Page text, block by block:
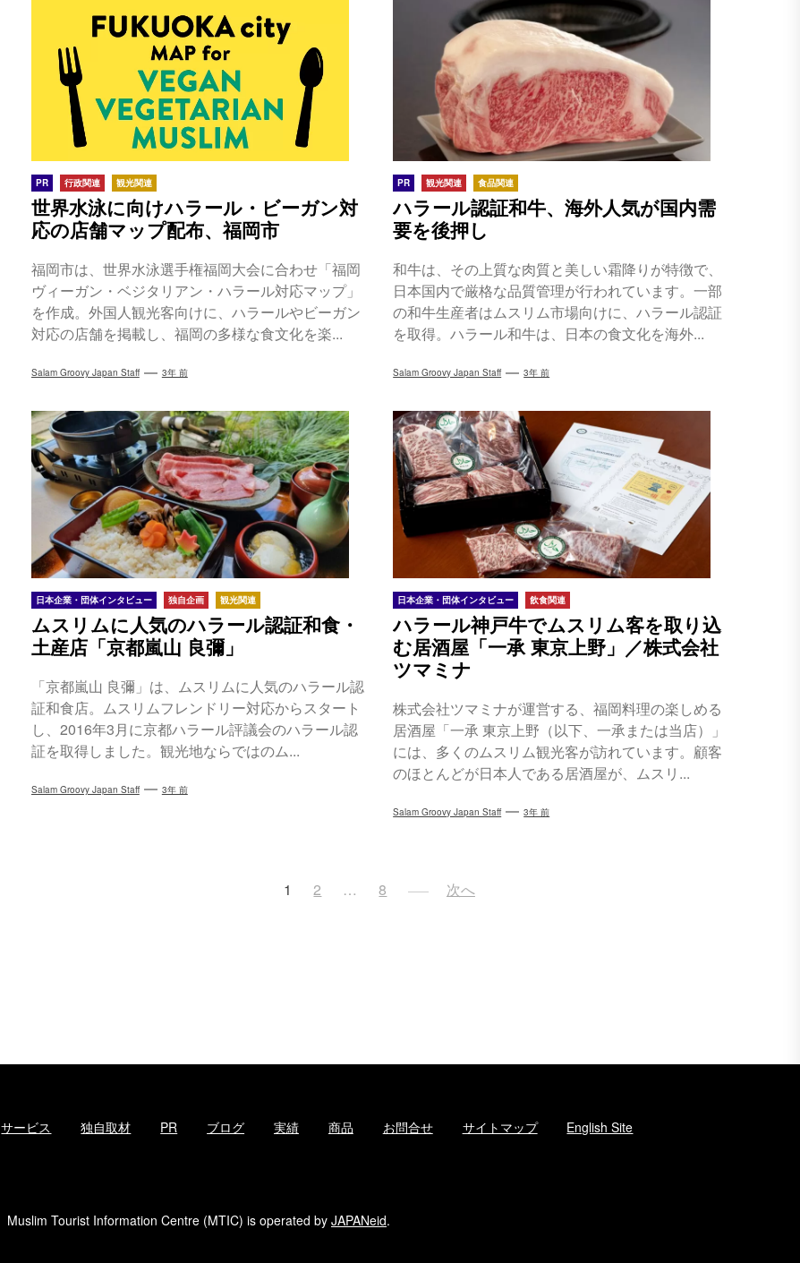
PR 行政関連 観光関連
世界水泳に向けハラール・ビーガン対
応の店舗マップ配布、福岡市
福岡市は、世界水泳選手権福岡大会に合わせ「福岡
ヴィーガン・ベジタリアン・ハラール対応マップ」
を作成。外国人観光客向けに、ハラールやビーガン
対応の店舗を掲載し、福岡の多様な食文化を楽...
Salam Groovy Japan Staff 3年 前
PR 観光関連 食品関連
ハラール認証和牛、海外人気が国内需
要を後押し
和牛は、その上質な肉質と美しい霜降りが特徴で、
日本国内で厳格な品質管理が行われています。一部
の和牛生産者はムスリム市場向けに、ハラール認証
を取得。ハラール和牛は、日本の食文化を海外...
Salam Groovy Japan Staff 3年 前
日本企業・団体インタビュー 独自企画 観光関連
ムスリムに人気のハラール認証和食・
土産店「京都嵐山 良彌」
「京都嵐山 良彌」は、ムスリムに人気のハラール認
証和食店。ムスリムフレンドリー対応からスタート
し、2016年3月に京都ハラール評議会のハラール認
証を取得しました。観光地ならではのム...
Salam Groovy Japan Staff 3年 前
日本企業・団体インタビュー 飲食関連
ハラール神戸牛でムスリム客を取り込
む居酒屋「一承 東京上野」／株式会社
ツマミナ
株式会社ツマミナが運営する、福岡料理の楽しめる
居酒屋「一承 東京上野（以下、一承または当店）」
には、多くのムスリム観光客が訪れています。顧客
のほとんどが日本人である居酒屋が、ムスリ...
Salam Groovy Japan Staff 3年 前
ョ
1 2 … 8 次へ
サービス 独自取材 PR ブログ 実績 商品 お問合せ サイトマップ English Site
Muslim Tourist Information Centre (MTIC) is operated by JAPANeid.